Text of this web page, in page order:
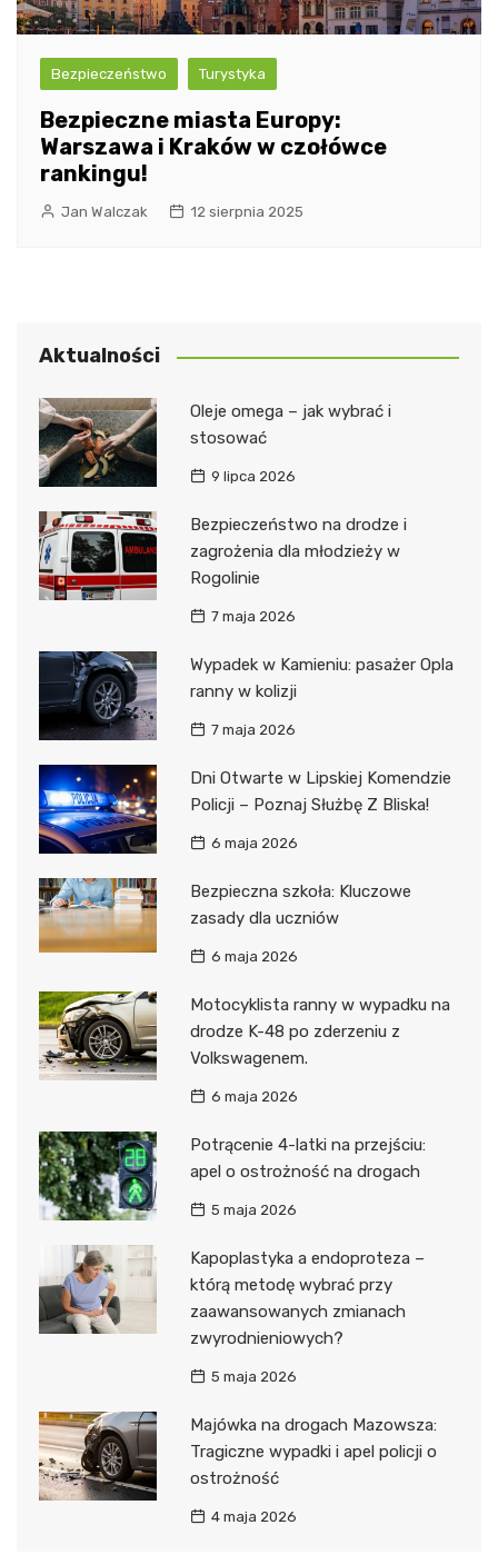
Bezpieczeństwo Turystyka
Bezpieczne miasta Europy:
Warszawa i Kraków w czołówce
rankingu!
Jan Walczak 12 sierpnia 2025
Aktualności
Oleje omega – jak wybrać i
stosować
9 lipca 2026
Bezpieczeństwo na drodze i
zagrożenia dla młodzieży w
Rogolinie
7 maja 2026
Wypadek w Kamieniu: pasażer Opla
ranny w kolizji
7 maja 2026
Dni Otwarte w Lipskiej Komendzie
Policji – Poznaj Służbę Z Bliska!
6 maja 2026
Bezpieczna szkoła: Kluczowe
zasady dla uczniów
6 maja 2026
Motocyklista ranny w wypadku na
drodze K-48 po zderzeniu z
Volkswagenem.
6 maja 2026
Potrącenie 4-latki na przejściu:
apel o ostrożność na drogach
5 maja 2026
Kapoplastyka a endoproteza –
którą metodę wybrać przy
zaawansowanych zmianach
zwyrodnieniowych?
5 maja 2026
Majówka na drogach Mazowsza:
Tragiczne wypadki i apel policji o
ostrożność
4 maja 2026